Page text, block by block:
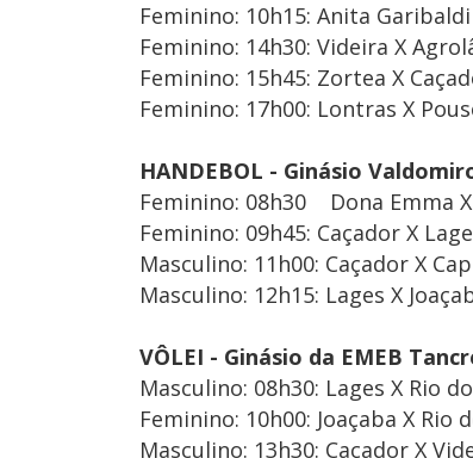
Feminino: 10h15: Anita
Feminino: 14h30: Videira X
Feminino: 15h45: Zortea X
Feminino: 17h00: Lontras X
HANDEBOL - Ginásio
Feminino: 08h30 Dona Emma
Feminino: 09h45: Caçador X
Masculino: 11h00: Caçador X
Masculino: 12h15: Lages X
VÔLEI - Ginásio da EMEB
Masculino: 08h30: Lages X Rio
Feminino: 10h00: Joaçaba X Rio
Masculino: 13h30: Caçador X